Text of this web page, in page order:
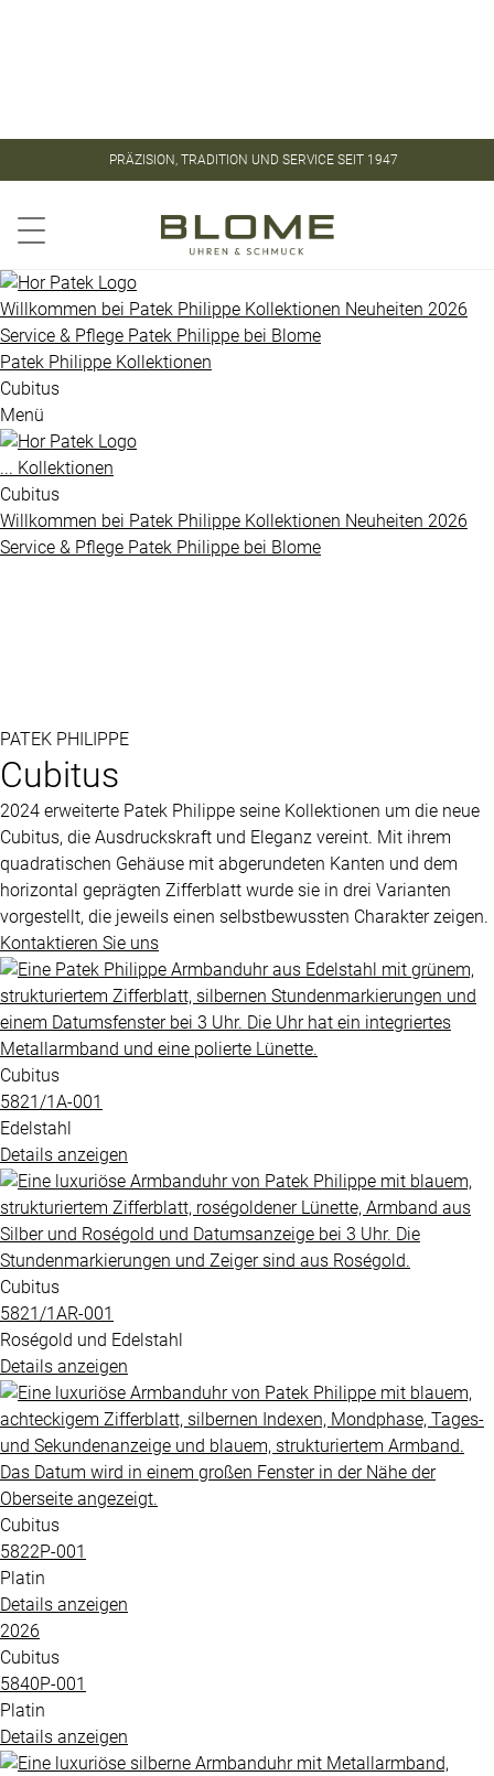
PRÄZISION, TRADITION UND SERVICE SEIT 1947
PATEK
PHILIPPE
Aquanaut
Calatrava
Golden
Gondolo
Grandes
Complications
Cubitus
Complications
ALLE
PATEK
PHILIPPE
UHREN
UHREN
VINTAGE
SCHMUCK
BLOME
SERVICE
Impressum
AGB
Willkommen bei Patek Philippe Kollektionen Neuheiten 2026
Service & Pflege Patek Philippe bei Blome
Patek Philippe Kollektionen
Cubitus
Menü
... Kollektionen
Cubitus
Willkommen bei Patek Philippe Kollektionen Neuheiten 2026
Service & Pflege Patek Philippe bei Blome
PATEK PHILIPPE
Cubitus
2024 erweiterte Patek Philippe seine Kollektionen um die neue
Cubitus, die Ausdruckskraft und Eleganz vereint. Mit ihrem
quadratischen Gehäuse mit abgerundeten Kanten und dem
horizontal geprägten Zifferblatt wurde sie in drei Varianten
vorgestellt, die jeweils einen selbstbewussten Charakter zeigen.
Kontaktieren Sie uns
Cubitus
5821​/1A​-001
Edelstahl
Details anzeigen
Cubitus
5821​/1AR​-001
Roségold und Edelstahl
Details anzeigen
Cubitus
5822P​-001
Platin
Details anzeigen
2026
Cubitus
5840P​-001
Platin
Details anzeigen